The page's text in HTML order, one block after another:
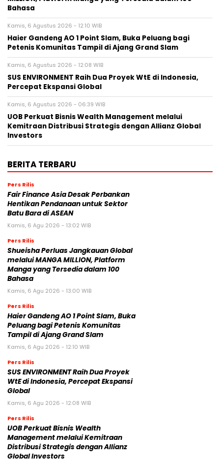
Bahasa
Kamis, 6 Agustus 2026 - 12:10 WIB
Haier Gandeng AO 1 Point Slam, Buka Peluang bagi
Petenis Komunitas Tampil di Ajang Grand Slam
Kamis, 6 Agustus 2026 - 12:08 WIB
SUS ENVIRONMENT Raih Dua Proyek WtE di Indonesia,
Percepat Ekspansi Global
Kamis, 6 Agustus 2026 - 06:39 WIB
UOB Perkuat Bisnis Wealth Management melalui
Kemitraan Distribusi Strategis dengan Allianz Global
Investors
BERITA TERBARU
Pers Rilis
Fair Finance Asia Desak Perbankan
Hentikan Pendanaan untuk Sektor
Batu Bara di ASEAN
Kamis, 6 Agu 2026 - 13:02 WIB
Pers Rilis
Shueisha Perluas Jangkauan Global
melalui MANGA MILLION, Platform
Manga yang Tersedia dalam 100
Bahasa
Kamis, 6 Agu 2026 - 13:00 WIB
Pers Rilis
Haier Gandeng AO 1 Point Slam, Buka
Peluang bagi Petenis Komunitas
Tampil di Ajang Grand Slam
Kamis, 6 Agu 2026 - 12:10 WIB
Pers Rilis
SUS ENVIRONMENT Raih Dua Proyek
WtE di Indonesia, Percepat Ekspansi
Global
Kamis, 6 Agu 2026 - 12:08 WIB
Pers Rilis
UOB Perkuat Bisnis Wealth
Management melalui Kemitraan
Distribusi Strategis dengan Allianz
Global Investors